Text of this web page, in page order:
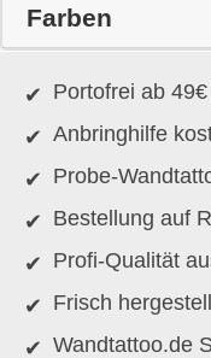
Farben
Portofrei ab
Anbringhilfe
Probe-
Bestellung auf
Profi-Qualität
Frisch
Wandtattoo.de